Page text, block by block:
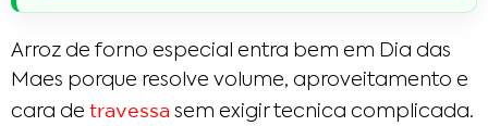
Arroz de forno especial entra bem em Dia das
Maes porque resolve volume, aproveitamento e
cara de travessa sem exigir tecnica complicada.